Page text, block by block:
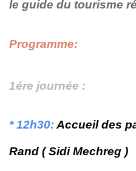
le guide du tourisme
Programme:
1ére journée :
* 12h30:Accueil des
Rand ( Sidi Mechreg )